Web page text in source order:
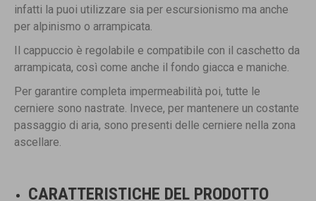
infatti la puoi utilizzare sia per escursionismo ma anche
per alpinismo o arrampicata.
Il cappuccio è regolabile e compatibile con il caschetto da
arrampicata, così come anche il fondo giacca e maniche.
Per garantire completa impermeabilità poi, tutte le
cerniere sono nastrate. Invece, per mantenere un costante
passaggio di aria, sono presenti delle cerniere nella zona
ascellare.
CARATTERISTICHE DEL PRODOTTO